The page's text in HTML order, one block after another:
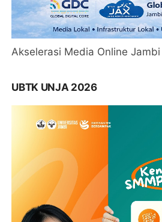
Akselerasi Media Online Jambi
UBTK UNJA 2026